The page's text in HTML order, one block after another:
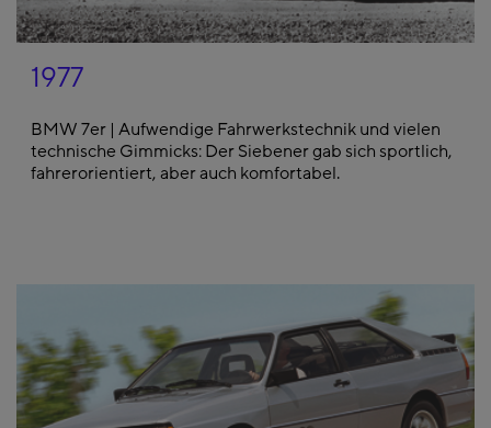
1977
BMW 7er | Aufwendige Fahrwerkstechnik und vielen
technische Gimmicks: Der Siebener gab sich sportlich,
fahrerorientiert, aber auch komfortabel.